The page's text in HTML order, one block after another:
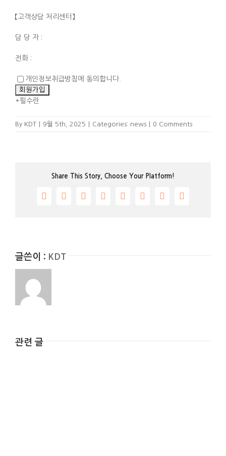
【고객상담 처리센터】
담 당 자 :
전화 :
개인정보취급방침에 동의합니다.
*필수란
By KDT 9월 5th, 2025 Categories: news 0 Comments
Share This Story, Choose Your Platform!
Facebook
TwitterRedditLinkedInTumblrPinterest
글쓴이 : KDT
관련 글